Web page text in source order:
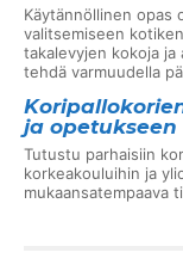
Käytännöllinen opas
valitsemiseen
takalevyjen kokoja
tehdä varmuudella
ja opetukseen
Tutustu parhaisiin
korkeakouluihin ja
mukaansatempaava